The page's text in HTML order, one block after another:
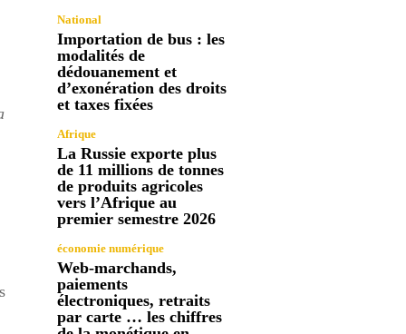
National
Importation de bus : les
modalités de
dédouanement et
d’exonération des droits
et taxes fixées
Afrique
La Russie exporte plus
de 11 millions de tonnes
de produits agricoles
vers l’Afrique au
premier semestre 2026
économie numérique
Web-marchands,
paiements
électroniques, retraits
par carte … les chiffres